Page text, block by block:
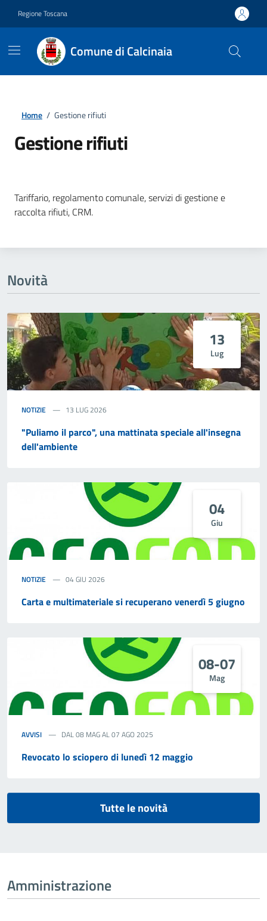
Regione Toscana
Comune di Calcinaia
Home / Gestione rifiuti
Gestione rifiuti
Tariffario, regolamento comunale, servizi di gestione e
raccolta rifiuti, CRM.
Novità
13
Lug
NOTIZIE 13 LUG 2026
"Puliamo il parco", una mattinata speciale all'insegna
dell'ambiente
04
Giu
NOTIZIE 04 GIU 2026
Carta e multimateriale si recuperano venerdì 5 giugno
08-07
Mag
AVVISI DAL 08 MAG AL 07 AGO 2025
Revocato lo sciopero di lunedì 12 maggio
Tutte le novità
Amministrazione